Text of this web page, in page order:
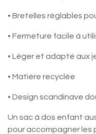
• Bretelles réglables
• Fermeture facile à
• Léger et adapté aux
• Matière recyclée
• Design scandinave
Un sac à dos enfant
pour accompagner les